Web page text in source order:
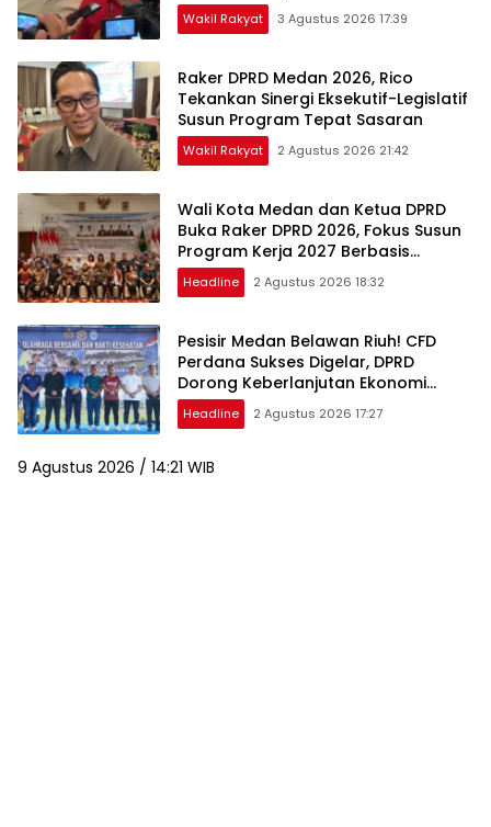
Wakil Rakyat 3 Agustus 2026 17:39
Raker DPRD Medan 2026, Rico
Tekankan Sinergi Eksekutif-Legislatif
Susun Program Tepat Sasaran
Wakil Rakyat 2 Agustus 2026 21:42
Wali Kota Medan dan Ketua DPRD
Buka Raker DPRD 2026, Fokus Susun
Program Kerja 2027 Berbasis
Digitalisasi dan Inovasi
Headline 2 Agustus 2026 18:32
Pesisir Medan Belawan Riuh! CFD
Perdana Sukses Digelar, DPRD
Dorong Keberlanjutan Ekonomi
Warga
Headline 2 Agustus 2026 17:27
9 Agustus 2026 / 14:21 WIB